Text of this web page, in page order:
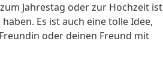
Jahrestag oder zur Hochzeit ist
Es ist auch eine tolle Idee,
Freundin oder deinen Freund mit